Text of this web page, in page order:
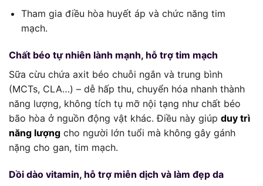
Tham gia điều hòa huyết áp và chức năng tim
mạch.
Chất béo tự nhiên lành mạnh, hỗ trợ tim mạch
Sữa cừu chứa axit béo chuỗi ngắn và trung bình
(MCTs, CLA…) – dễ hấp thu, chuyển hóa nhanh thành
năng lượng, không tích tụ mỡ nội tạng như chất béo
bão hòa ở nguồn động vật khác. Điều này giúp duy trì
năng lượng cho người lớn tuổi mà không gây gánh
nặng cho gan, tim mạch.
Dồi dào vitamin, hỗ trợ miễn dịch và làm đẹp da